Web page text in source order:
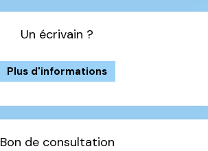
Un écrivain ?
Plus d'informations
Bon de consultation